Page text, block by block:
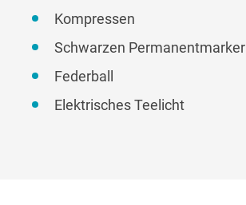
Kompressen
Schwarzen Permanentmarker
Federball
Elektrisches Teelicht